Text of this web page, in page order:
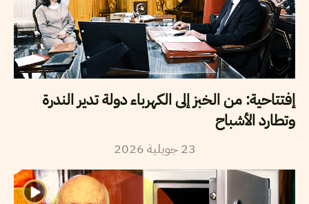
إفتتاحية: من الخبز إلى الكهرباء دولة تدير الندرة
وتطارد الأشباح
23 جويلية2026